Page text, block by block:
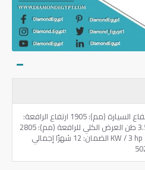
الأصل: إيطالي ارتفاع السيارة (مم): 1905 ارتفاع الرافعة:
2614 الحمولة: 3.5 طن العرض الكلي للرافعة (مم): 2805
فولت 380/3 KW / 3 hp 2.6 الضمان: 12 شهرًا إجمالي